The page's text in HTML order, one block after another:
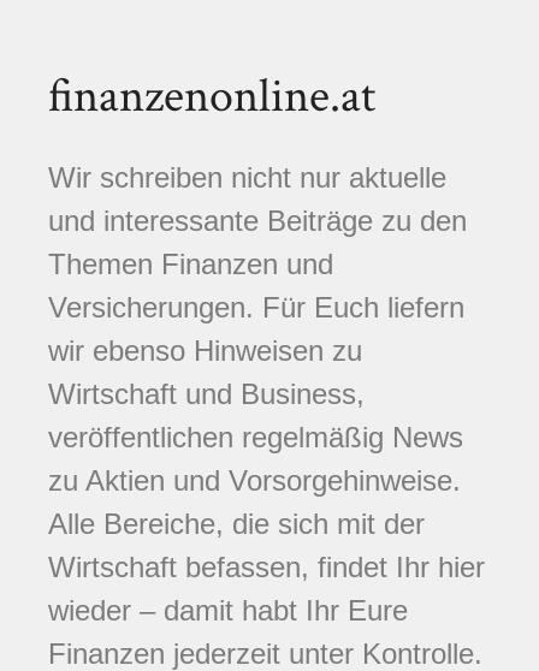
finanzenonline.at
Wir schreiben nicht nur aktuelle
und interessante Beiträge zu den
Themen Finanzen und
Versicherungen. Für Euch liefern
wir ebenso Hinweisen zu
Wirtschaft und Business,
veröffentlichen regelmäßig News
zu Aktien und Vorsorgehinweise.
Alle Bereiche, die sich mit der
Wirtschaft befassen, findet Ihr hier
wieder – damit habt Ihr Eure
Finanzen jederzeit unter Kontrolle.